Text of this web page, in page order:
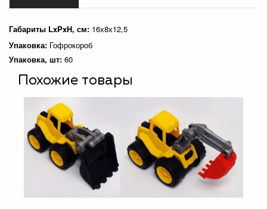
Габариты LxPxH, см: 16х8х12,5
Упаковка: Гофрокороб
Упаковка, шт: 60
Похожие товары